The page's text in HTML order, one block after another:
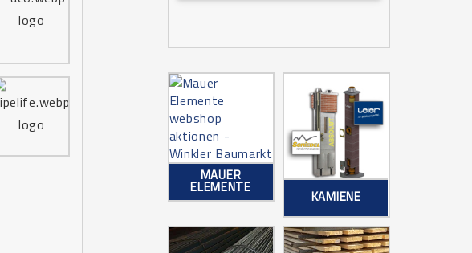
MAUER
ELEMENTE
KAMIENE